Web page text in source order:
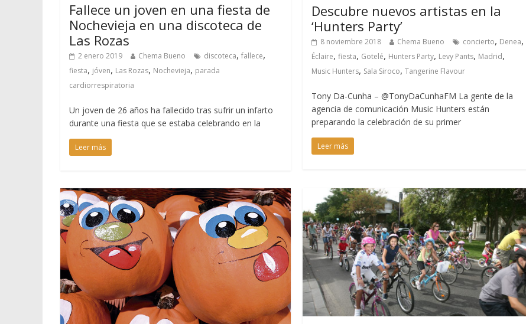
Fallece un joven en una fiesta de
Nochevieja en una discoteca de
Las Rozas
2 enero 2019 Chema Bueno discoteca, fallece,
fiesta, jóven, Las Rozas, Nochevieja, parada
cardiorrespiratoria
Un joven de 26 años ha fallecido tras sufrir un infarto
durante una fiesta que se estaba celebrando en la
Leer más
Descubre nuevos artistas en la
‘Hunters Party’
8 noviembre 2018 Chema Bueno concierto, Denea,
Éclaire,fiesta, Gotelé, Hunters Party, Levy Pants, Madrid,
Music Hunters, Sala Siroco,Tangerine Flavour
Tony Da-Cunha – @TonyDaCunhaFM La gente de la
agencia de comunicación Music Hunters están
preparando la celebración de su primer
Leer más